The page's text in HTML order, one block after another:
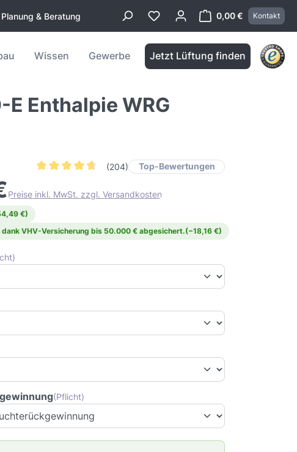
& Beratung 0,00 €
Warenkorb
Kontakt
Wissen Gewerbe Jetzt Lüftung finden
Enthalpie WRG
(204) Top-Bewertungen
Preise inkl. MwSt. zzgl. Versandkosten
€)
dank VHV-Versicherung bis 50.000 € abgesichert.(−18,16 €)
(Pflicht)